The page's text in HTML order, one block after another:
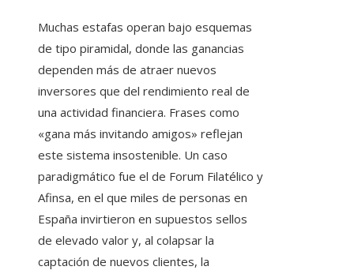
Muchas estafas operan bajo esquemas
de tipo piramidal, donde las ganancias
dependen más de atraer nuevos
inversores que del rendimiento real de
una actividad financiera. Frases como
«gana más invitando amigos» reflejan
este sistema insostenible. Un caso
paradigmático fue el de Forum Filatélico y
Afinsa, en el que miles de personas en
España invirtieron en supuestos sellos
de elevado valor y, al colapsar la
captación de nuevos clientes, la